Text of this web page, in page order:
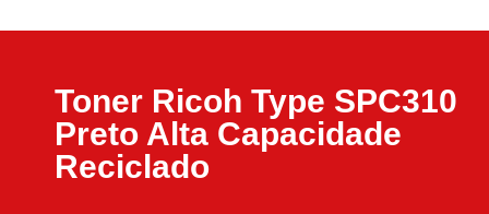
Toner Ricoh Type SPC310
Preto Alta Capacidade
Reciclado